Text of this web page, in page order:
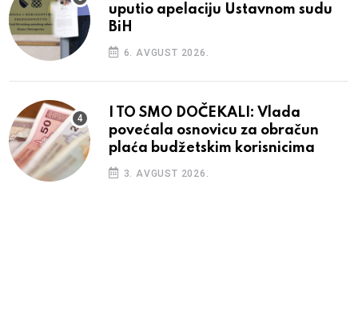
uputio apelaciju Ustavnom sudu
BiH
6. AVGUST 2026.
I TO SMO DOČEKALI: Vlada
povećala osnovicu za obračun
plaća budžetskim korisnicima
3. AVGUST 2026.